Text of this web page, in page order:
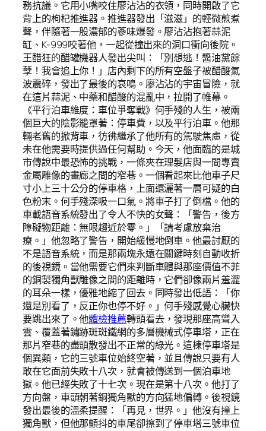
務抗議。它用小嘴咬住廖沾沾的衣領，同時開啟了它
背上的枸杞推進器。推進器發出「滋滋」的輕微煎煮
聲，伴隨著一股濃郁的蔘味爆發。廖沾沾抱著蒜泥
缸、K-999咬著他，一起從撞出來的洞口衝向後院。
王醋狂的醋罐機器人發出尖叫：「別想逃！醬油黨餘
孽！我會追上你！」店內剩下的所有空盤子被醋酸氣
波震碎，發出了最後的哀鳴。廖沾沾的宇宙冒險，就
在這片蒜泥、中藥和醋酸的混亂中，拉開了帷幕。
《平行泊車維度：車位爭奪戰》何手殘的人生，被兩
個巨大的陰影籠罩著：停車費，以及平行泊車。他那
輛老舊的掀背車，彷彿繼承了他所有的駕駛焦慮，從
未在他需要時提供過任何幫助。今天，他面臨的是城
市傳說中最恐怖的挑戰，一條夾在理髮店與一間專賣
金屬雕像的畫廊之間的窄巷。一個看起來比他車子尺
寸小上三十公分的停車格，上面還灑著一層可疑的白
色粉末。何手殘深吸一口氣。將車子打了倒檔。他的
車載語音系統發出了令人不快的女聲：「警告，後方
障礙物距離：無限趨近於零。」「請考慮放棄治
療。」他忽略了警告，開始緩慢地倒車。他最討厭的
不是語音系統，而是那兩塊永遠在關鍵時刻自動收折
的後視鏡。當他需要它們來判斷車體與那座價值不菲
的銅製獨角獸雕像之間的距離時，它們卻像兩片羞澀
的耳朵一樣，優雅地縮了回去。同時發出低語：「你
還是別看了，反正你也停不好。」何手殘感覺心臟快
要跳出來了。他體檢推薦轉頭看去，發現那座高聳入
雲、覆蓋著鏽跡斑斑鐵網的多層機械式停車塔，正在
那片窄巷的盡頭散發出不正常的綠光。這棟停車塔是
個異類，它的三號車位始終空著，並且傳說只要有人
敢在它面前失敗十八次，就會被傳送到一個泊車地
獄。他已經失敗了十七次。現在是第十八次。他打了
方向盤，車頭朝著銅獨角獸的方向猛地偏轉。後視鏡
發出最後的溫柔提醒：「再見，世界。」他沒有撞上
獨角獸，但他那顫抖的車尾卻擦到了停車塔三號車位